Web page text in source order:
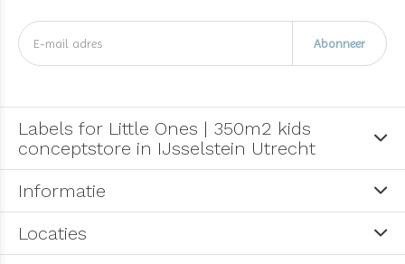
Abonneer
Labels for Little Ones | 350m2 kids
conceptstore in IJsselstein Utrecht
Informatie
Locaties